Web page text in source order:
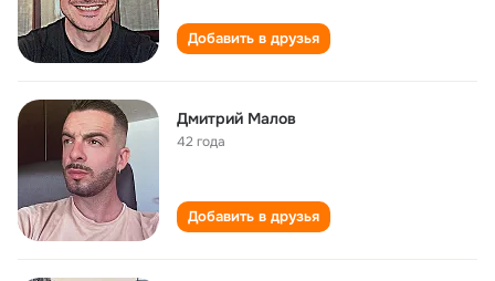
Добавить в друзья
Дмитрий Малов
42 года
Добавить в друзья